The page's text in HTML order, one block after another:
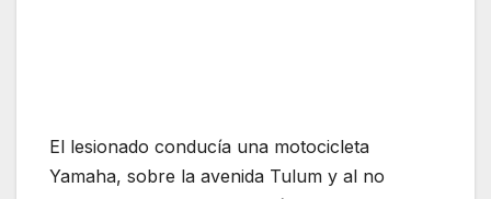
El lesionado conducía una motocicleta
Yamaha, sobre la avenida Tulum y al no